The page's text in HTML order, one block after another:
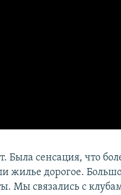
Была сенсация, что
жилье дорогое.
Мы связались с